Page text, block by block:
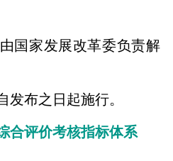
国家发展改革委负责解
布之日起施行。
合评价考核指标体系